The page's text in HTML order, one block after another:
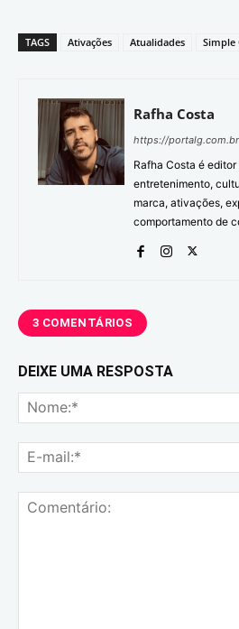
TAGS Ativações Atualidades Simple
Rafha Costa
https://portalg.com.br
Rafha Costa é
entretenimento,
marca, ativações,
comportamento de
3 COMENTÁRIOS
DEIXE UMA RESPOSTA